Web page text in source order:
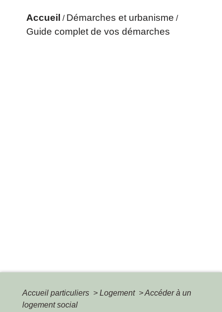
Accueil / Démarches et urbanisme /
Guide complet de vos démarches
Accueil particuliers > Logement >Accéder à un
logement social